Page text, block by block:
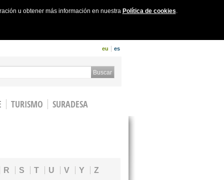
u obtener más información en nuestra Política de cookies.
eu es
TURISMO
SURADESA
R S T U V Y Z